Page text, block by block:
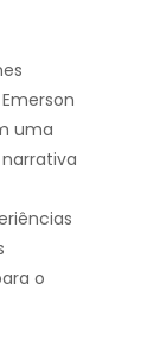
uma
o